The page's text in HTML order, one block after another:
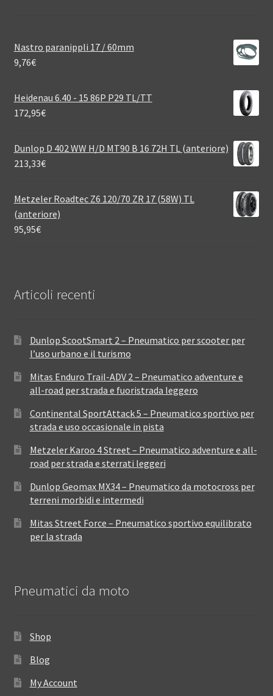
Nastro paranippli 17 / 60mm
9,76€
Heidenau 6.40 - 15 86P P29 TL/TT
172,95€
Dunlop D 402 WW H/D MT90 B 16 72H TL (anteriore)
213,33€
Metzeler Roadtec Z6 120/70 ZR 17 (58W) TL
(anteriore)
95,95€
Articoli recenti
Dunlop ScootSmart 2 – Pneumatico per scooter per
l’uso urbano e il turismo
Mitas Enduro Trail-ADV 2 – Pneumatico adventure e
all-road per strada e fuoristrada leggero
Continental SportAttack 5 – Pneumatico sportivo per
strada e uso occasionale in pista
Metzeler Karoo 4 Street – Pneumatico adventure e all-
road per strada e sterrati leggeri
Dunlop Geomax MX34 – Pneumatico da motocross per
terreni morbidi e intermedi
Mitas Street Force – Pneumatico sportivo equilibrato
per la strada
Pneumatici da moto
Shop
Blog
My Account